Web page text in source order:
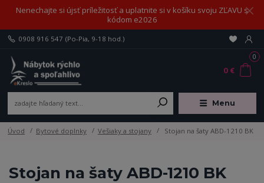
Nenechajte si újsť príležitosť a uplatnite si v košíku svoju ZĽAVU s
kódom e2026
Menu
0908 916 547 (Po-Pia, 9-18 hod.)
0
0 €
Úvod Bytové doplnky Vešiaky a stojany Stojan na šaty ABD-1210 BK
Stojan na šaty ABD-1210 BK